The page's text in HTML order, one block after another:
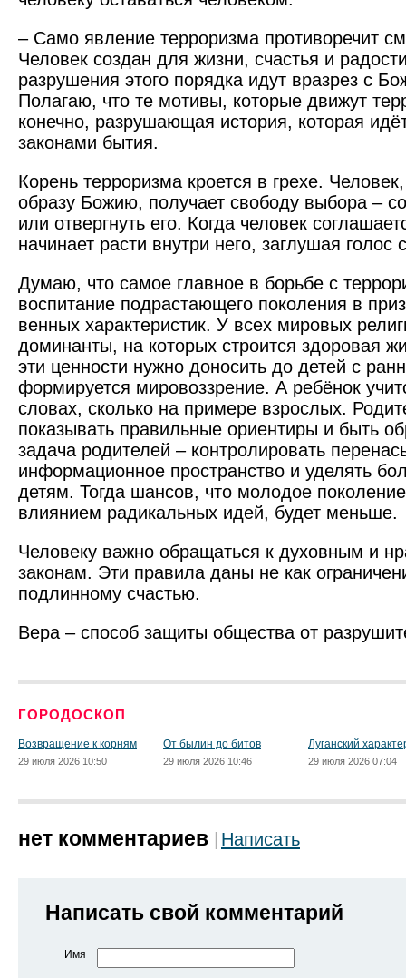
– Само явление терроризма противоречит
Человек создан для жизни, счастья и
разрушения этого порядка идут вразрез с
Полагаю, что те мотивы, которые движут
конечно, разрушающая история, которая
законами бытия.
Корень терроризма кроется в грехе.
образу Божию, получает свободу выбора –
или отвергнуть его. Когда человек
начинает расти внутри него, заглушая голос
Думаю, что самое главное в борьбе с
воспитание подрастающего поколения в
венных характеристик. У всех мировых
доминанты, на которых строится здоровая
эти ценности нужно доносить до детей с
формируется мировоззрение. А ребёнок
словах, сколько на примере взрослых.
показывать правильные ориентиры и быть
задача родителей – контролировать
информационное пространство и уделять
детям. Тогда шансов, что молодое
влиянием радикальных идей, будет меньше.
Человеку важно обращаться к духовным и
законам. Эти правила даны не как
подлинному счастью.
Вера – способ защиты общества от
ГОРОДОСКОП
Возвращение к корням
29 июля 2026 10:50
От былин до битов
29 июля 2026 10:46
Луганский
29 июля 2026 07:04
нет комментариев Написать
Написать свой комментарий
Имя